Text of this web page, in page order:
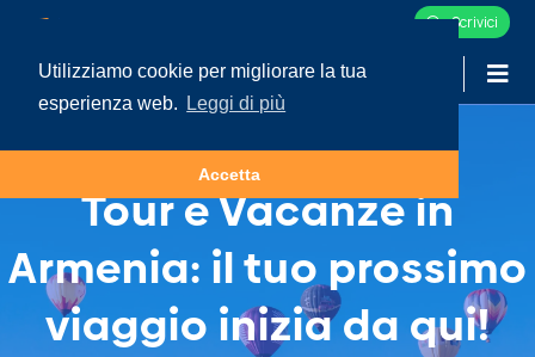
Utilizziamo cookie per migliorare la tua
esperienza web.
Leggi di più
Accetta
Scrivici
Tour e Vacanze in
Armenia: il tuo prossimo
viaggio inizia da qui!